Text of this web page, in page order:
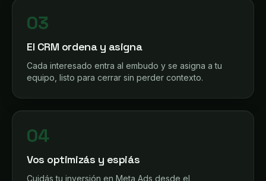
03
El CRM ordena y asigna
Cada interesado entra al embudo y se asigna a tu
equipo, listo para cerrar sin perder contexto.
04
Vos optimizás y espiás
Cuidás tu inversión en Meta Ads desde el